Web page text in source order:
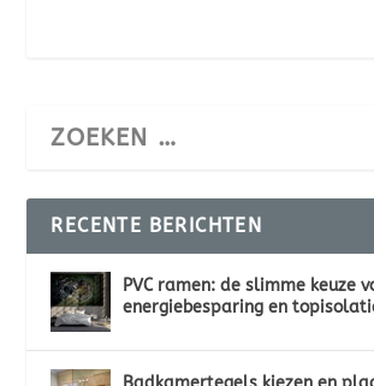
RECENTE BERICHTEN
PVC ramen: de slimme keuze
energiebesparing en